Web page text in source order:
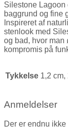
Silestone Lagoon
baggrund og fine
Inspireret af
stenlook med
og bad, hvor man
kompromis på
Tykkelse 1,2 cm,
Anmeldelser
Der er endnu